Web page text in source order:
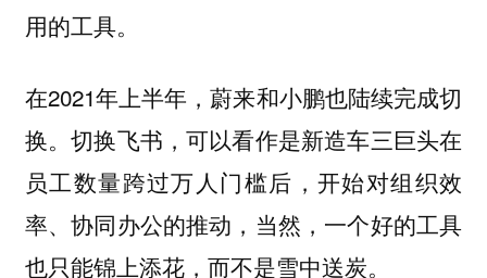
用的工具。
在2021年上半年，蔚来和小鹏也陆续完成切
换。切换飞书，可以看作是新造车三巨头在
员工数量跨过万人门槛后，开始对组织效
率、协同办公的推动，当然，一个好的工具
也只能锦上添花，而不是雪中送炭。